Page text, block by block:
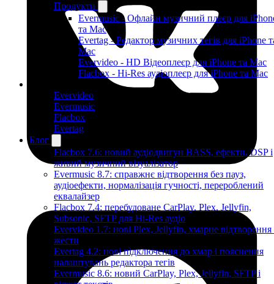
Продукти
Evermusic - Офлайн музичний плеєр для
та Mac
Evertag - Редактор музичних тегів для iPhone
Mac
Evervideo - HD Відеоплеєр для iPhone та Mac
Flacbox - Hi-Res аудіоплеєр для iPhone та Mac
Evervideo
Evermusic
Flacbox
Evertag
Блог
Flacbox 7.6: новий аудіодвигун BASS, ефекти, DSP і
живий музичний візуалізатор
Evermusic 8.7: справжнє відтворення без пауз,
аудіоефекти, нормалізація гучності, перероблений
еквалайзер
Flacbox 7.4: перебудоване CarPlay, Plex, Jellyfin,
Subsonic, SFTP для Hi-Res аудіо
Evervideo 1.7: нові Plex, Jellyfin, хмарне відтворення
жести
Evertag 4.2: нові підключення до хмар і пояснення
налаштувань редактора тегів
Evermusic 8.6: новий CarPlay, Plex, Jellyfin, SFTP і